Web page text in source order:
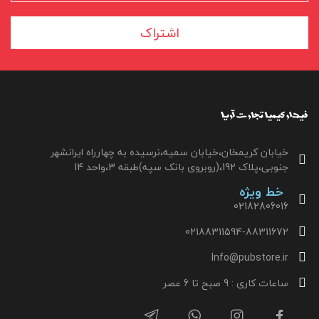
اشتراک
خیابان کریمخان،خیابان سمیه،نرسیده به چهارراه ایرانشهر
جنوبی،پلاک 192،(روبروی بانک سپه)طبقه 3،واحد 14
خط ویژه
02182806016
02188311594-88311672
Info@pubstore.ir
ساعات کاری : 9 صبح تا 6 عصر